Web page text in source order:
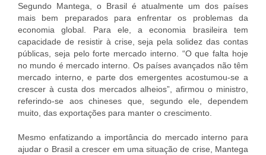
Segundo Mantega, o Brasil é atualmente um dos países
mais bem preparados para enfrentar os problemas da
economia global. Para ele, a economia brasileira tem
capacidade de resistir à crise, seja pela solidez das contas
públicas, seja pelo forte mercado interno. “O que falta hoje
no mundo é mercado interno. Os países avançados não têm
mercado interno, e parte dos emergentes acostumou-se a
crescer à custa dos mercados alheios”, afirmou o ministro,
referindo-se aos chineses que, segundo ele, dependem
muito, das exportações para manter o crescimento.
Mesmo enfatizando a importância do mercado interno para
ajudar o Brasil a crescer em uma situação de crise, Mantega